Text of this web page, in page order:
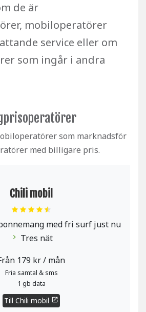
de är
mobiloperatörer
service eller om
som ingår i andra
som marknadsför
med billigare pris.
Chili mobil
med fri surf just nu
chevron_right
Tres nät
179 kr / mån
Fria samtal & sms
1 gb data
Till Chili mobil open_in_new